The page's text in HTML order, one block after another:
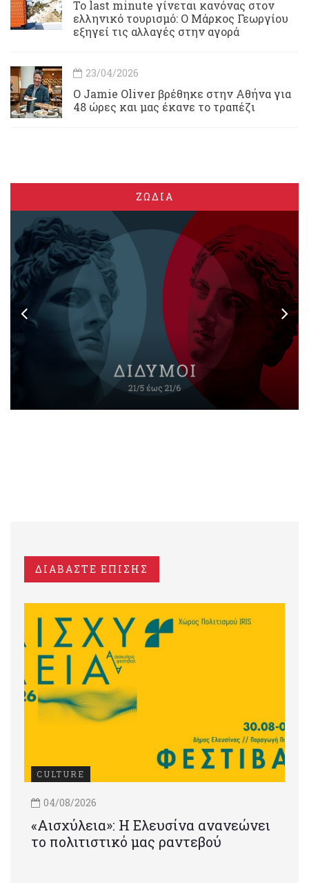
Το last minute γίνεται κανόνας στον
ελληνικό τουρισμό: Ο Μάρκος Γεωργίου
εξηγεί τις αλλαγές στην αγορά
23/04/2026
Ο Jamie Oliver βρέθηκε στην Αθήνα για
48 ώρες και μας έκανε το τραπέζι
ΖΩΔΙΑ
ΔΙΑΒΑΣΤΕ ΕΠΙΣΗΣ
CULTURE
04/08/2026
«Αισχύλεια»: Η Ελευσίνα ανανεώνει
το πολιτιστικό μας ραντεβού